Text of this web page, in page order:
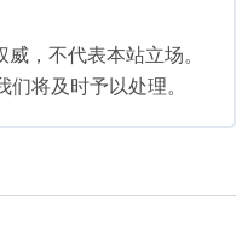
，不代表本站立场。
将及时予以处理。